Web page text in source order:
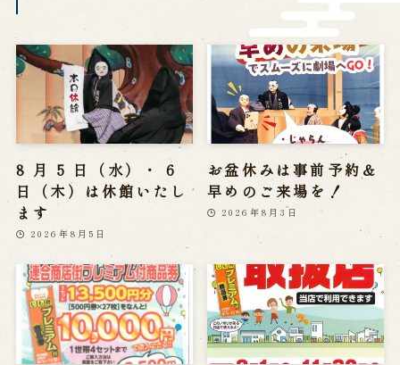
お問い合わせ
よくあるご質問
メールでお問い合わせ
お電話でお問い合わせ
予約
メールフォームから予約
お電話で予約
求人情報
8 月 5 日（水）・ 6
日（木）は休館いたし
ます
2026年8月5日
お盆休みは事前予約＆
早めのご来場を！
2026年8月3日